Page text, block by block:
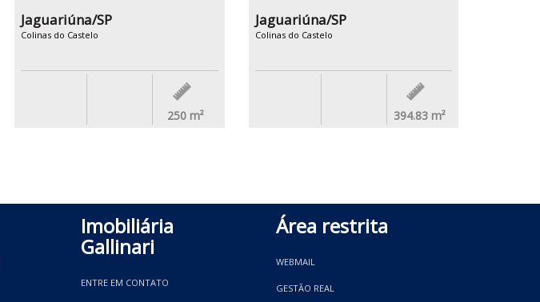
Jaguariúna/SP
Colinas do Castelo
250 m²
Jaguariúna/SP
Colinas do Castelo
394.83 m²
Imobiliária
Gallinari
ENTRE EM CONTATO
Área restrita
WEBMAIL
GESTÃO REAL